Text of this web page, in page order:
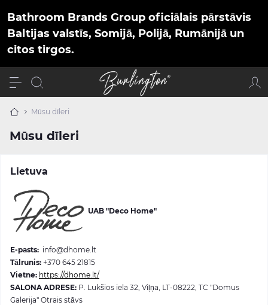
Bathroom Brands Group oficiālais pārstāvis
Baltijas valstīs, Somijā, Polijā, Rumānijā un
citos tirgos.
Mūsu dīleri
Mūsu dīleri
Lietuva
UAB "Deco Home"
E-pasts: info@dhome.lt
Tālrunis: +370 645 21815
Vietne: https://dhome.lt/
SALONA ADRESE: P. Lukšios iela 32, Viļņa, LT-08222, TC "Domus
Galerija" Otrais stāvs